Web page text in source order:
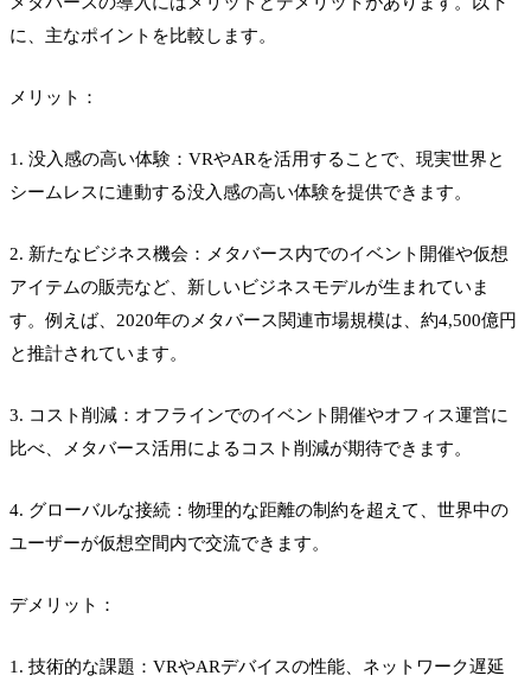
に、主なポイントを比較します。
メリット：
1. 没入感の高い体験：VRやARを活用することで、現実世界と
シームレスに連動する没入感の高い体験を提供できます。
2. 新たなビジネス機会：メタバース内でのイベント開催や仮想
アイテムの販売など、新しいビジネスモデルが生まれていま
す。例えば、2020年のメタバース関連市場規模は、約4,500億円
と推計されています。
3. コスト削減：オフラインでのイベント開催やオフィス運営に
比べ、メタバース活用によるコスト削減が期待できます。
4. グローバルな接続：物理的な距離の制約を超えて、世界中の
ユーザーが仮想空間内で交流できます。
デメリット：
1. 技術的な課題：VRやARデバイスの性能、ネットワーク遅延